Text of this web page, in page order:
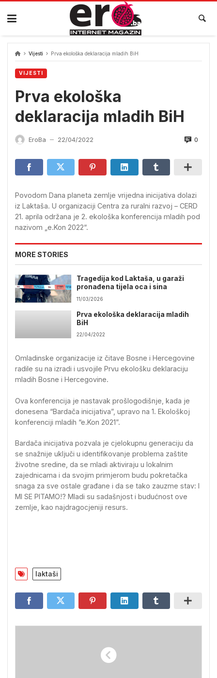
Skip
content
Vijesti Prva ekološka deklaracija mladih BiH
VIJESTI
Prva ekološka
deklaracija mladih BiH
EroBa — 22/04/2022 0
Povodom Dana planeta zemlje vrijedna inicijativa dolazi
iz Laktaša. U organizaciji Centra za ruralni razvoj – CERD
21. aprila održana je 2. ekološka konferencija mladih pod
nazivom „e.Kon 2022“.
MORE STORIES
Tragedija kod Laktaša, u garaži
pronađena tijela oca i sina
11/03/2026
Prva ekološka deklaracija mladih
BiH
22/04/2022
Omladinske organizacije iz čitave Bosne i Hercegovine
radile su na izradi i usvojile Prvu ekološku deklaraciju
mladih Bosne i Hercegovine.
Ova konferencija je nastavak prošlogodišnje, kada je
donesena “Bardača inicijativa”, upravo na 1. Ekološkoj
konferenciji mladih “e.Kon 2021”.
Bardača inicijativa pozvala je cjelokupnu generaciju da
se snažnije uključi u identifikovanje problema zaštite
životne sredine, da se mladi aktiviraju u lokalnim
zajednicama i da svojim primjerom budu pokretačka
snaga za sve ostale građane i da se tako zauzme stav: I
MI SE PITAMO!? Mladi su sadašnjost i budućnost ove
zemlje, kao najdragocjeniji resurs.
laktaši